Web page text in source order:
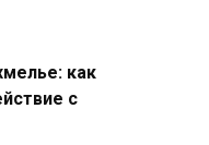
как
с